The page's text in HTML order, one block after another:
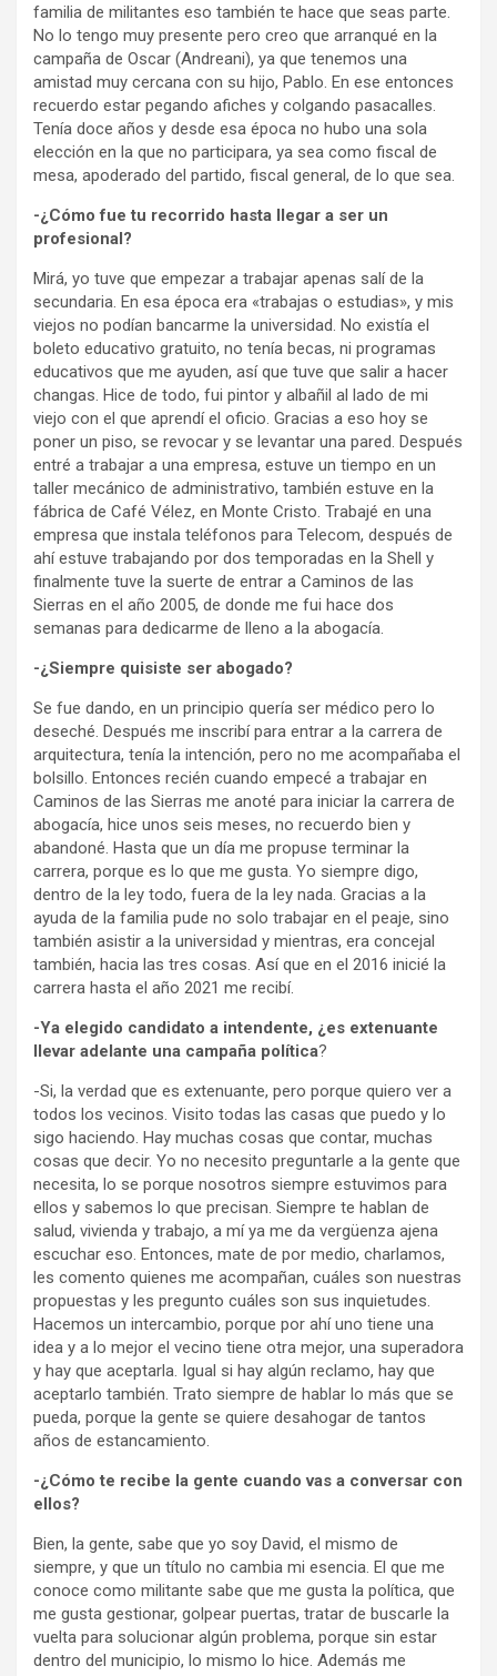
familia de militantes eso también te hace que seas parte.
No lo tengo muy presente pero creo que arranqué en la
campaña de Oscar (Andreani), ya que tenemos una
amistad muy cercana con su hijo, Pablo. En ese entonces
recuerdo estar pegando afiches y colgando pasacalles.
Tenía doce años y desde esa época no hubo una sola
elección en la que no participara, ya sea como fiscal de
mesa, apoderado del partido, fiscal general, de lo que sea.
-¿Cómo fue tu recorrido hasta llegar a ser un
profesional?
Mirá, yo tuve que empezar a trabajar apenas salí de la
secundaria. En esa época era «trabajas o estudias», y mis
viejos no podían bancarme la universidad. No existía el
boleto educativo gratuito, no tenía becas, ni programas
educativos que me ayuden, así que tuve que salir a hacer
changas. Hice de todo, fui pintor y albañil al lado de mi
viejo con el que aprendí el oficio. Gracias a eso hoy se
poner un piso, se revocar y se levantar una pared. Después
entré a trabajar a una empresa, estuve un tiempo en un
taller mecánico de administrativo, también estuve en la
fábrica de Café Vélez, en Monte Cristo. Trabajé en una
empresa que instala teléfonos para Telecom, después de
ahí estuve trabajando por dos temporadas en la Shell y
finalmente tuve la suerte de entrar a Caminos de las
Sierras en el año 2005, de donde me fui hace dos
semanas para dedicarme de lleno a la abogacía.
-¿Siempre quisiste ser abogado?
Se fue dando, en un principio quería ser médico pero lo
deseché. Después me inscribí para entrar a la carrera de
arquitectura, tenía la intención, pero no me acompañaba el
bolsillo. Entonces recién cuando empecé a trabajar en
Caminos de las Sierras me anoté para iniciar la carrera de
abogacía, hice unos seis meses, no recuerdo bien y
abandoné. Hasta que un día me propuse terminar la
carrera, porque es lo que me gusta. Yo siempre digo,
dentro de la ley todo, fuera de la ley nada. Gracias a la
ayuda de la familia pude no solo trabajar en el peaje, sino
también asistir a la universidad y mientras, era concejal
también, hacia las tres cosas. Así que en el 2016 inicié la
carrera hasta el año 2021 me recibí.
-Ya elegido candidato a intendente, ¿es extenuante
llevar adelante una campaña política?
-Si, la verdad que es extenuante, pero porque quiero ver a
todos los vecinos. Visito todas las casas que puedo y lo
sigo haciendo. Hay muchas cosas que contar, muchas
cosas que decir. Yo no necesito preguntarle a la gente que
necesita, lo se porque nosotros siempre estuvimos para
ellos y sabemos lo que precisan. Siempre te hablan de
salud, vivienda y trabajo, a mí ya me da vergüenza ajena
escuchar eso. Entonces, mate de por medio, charlamos,
les comento quienes me acompañan, cuáles son nuestras
propuestas y les pregunto cuáles son sus inquietudes.
Hacemos un intercambio, porque por ahí uno tiene una
idea y a lo mejor el vecino tiene otra mejor, una superadora
y hay que aceptarla. Igual si hay algún reclamo, hay que
aceptarlo también. Trato siempre de hablar lo más que se
pueda, porque la gente se quiere desahogar de tantos
años de estancamiento.
-¿Cómo te recibe la gente cuando vas a conversar con
ellos?
Bien, la gente, sabe que yo soy David, el mismo de
siempre, y que un título no cambia mi esencia. El que me
conoce como militante sabe que me gusta la política, que
me gusta gestionar, golpear puertas, tratar de buscarle la
vuelta para solucionar algún problema, porque sin estar
dentro del municipio, lo mismo lo hice. Además me